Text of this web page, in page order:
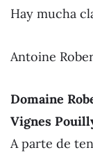
Hay mucha
Antoine
Domaine
Vignes
A parte de